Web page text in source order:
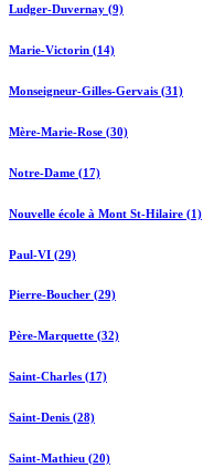
Ludger-Duvernay (9)
Marie-Victorin (14)
Monseigneur-Gilles-Gervais (31)
Mère-Marie-Rose (30)
Notre-Dame (17)
Nouvelle école à Mont St-Hilaire (1)
Paul-VI (29)
Pierre-Boucher (29)
Père-Marquette (32)
Saint-Charles (17)
Saint-Denis (28)
Saint-Mathieu (20)